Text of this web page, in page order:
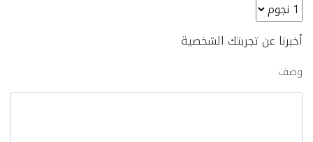
أخبرنا عن تجربتك الشخصية
وصف